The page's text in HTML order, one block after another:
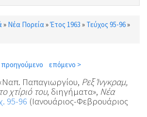
» Νέα Πορεία»Έτος 1963 » Τεύχος 95-96»
προηγούμενο επόμενο >
Παπαγιωργίου, Ρεξ Ίνγκραμ,
χτίριό του, διηγήματα», Νέα
95-96 (Ιανουάριος-Φεβρουάριος